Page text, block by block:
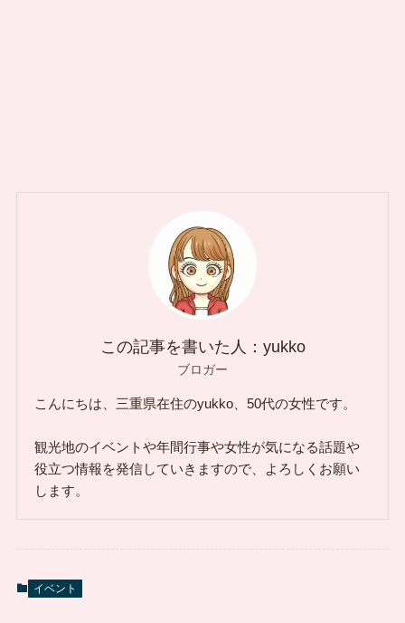
この記事を書いた人：yukko
ブロガー
こんにちは、三重県在住のyukko、50代の女性です。
観光地のイベントや年間行事や女性が気になる話題や
役立つ情報を発信していきますので、よろしくお願い
します。
イベント